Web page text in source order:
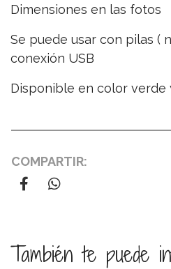
Dimensiones en las fotos
Se puede usar con pilas (
conexión USB
Disponible en color verde
COMPARTIR:
También te puede